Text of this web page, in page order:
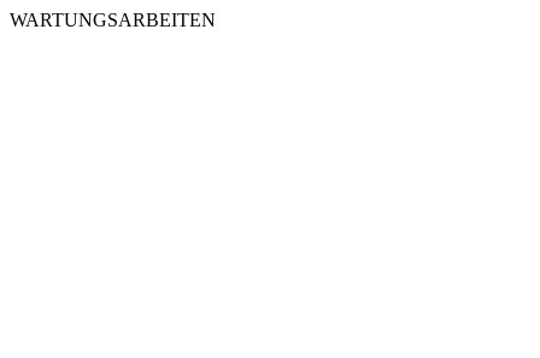
WARTUNGSARBEITEN